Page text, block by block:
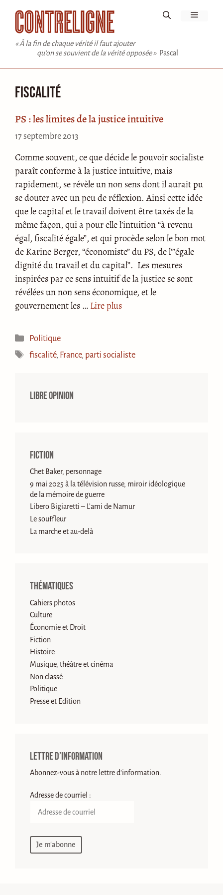
contenu
« À la fin de chaque vérité il faut ajouter
qu'on se souvient de la vérité opposée » Pascal
Menu
fiscalité
PS : les limites de la justice intuitive
17 septembre 2013
Comme souvent, ce que décide le pouvoir socialiste
paraît conforme à la justice intuitive, mais
rapidement, se révèle un non sens dont il aurait pu
se douter avec un peu de réflexion. Ainsi cette idée
que le capital et le travail doivent être taxés de la
même façon, qui a pour elle l’intuition “à revenu
égal, fiscalité égale”, et qui procède selon le bon mot
de Karine Berger, “économiste” du PS, de l’”égale
dignité du travail et du capital”. Les mesures
inspirées par ce sens intuitif de la justice se sont
révélées un non sens économique, et le
gouvernement les … Lire plus
Catégories
Politique
Étiquettes
fiscalité, France, parti socialiste
Libre opinion
Fiction
Chet Baker, personnage
9 mai 2025 à la télévision russe, miroir idéologique
de la mémoire de guerre
Libero Bigiaretti – L’ami de Namur
Le souffleur
La marche et au-delà
Thématiques
Cahiers photos
Culture
Économie et Droit
Fiction
Histoire
Musique, théâtre et cinéma
Non classé
Politique
Presse et Edition
Lettre d’information
Abonnez-vous à notre lettre d'information.
Adresse de courriel :